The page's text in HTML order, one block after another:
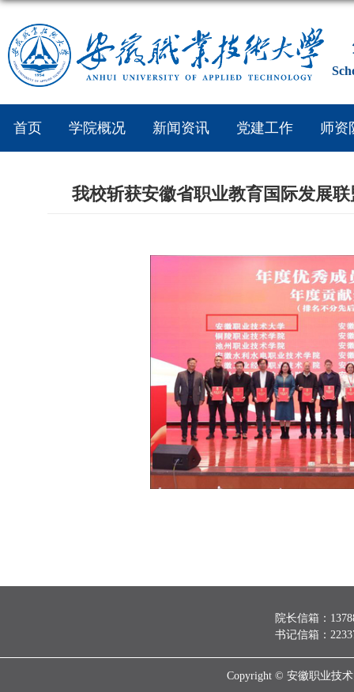
首页 学院概况 新闻资讯 党建工作 师资
我校斩获安徽省职业教育国际发展
院长信箱：
书记信箱：
Copyright © 安徽职业技术